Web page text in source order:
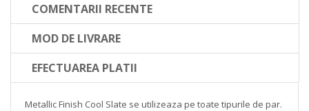
COMENTARII RECENTE
MOD DE LIVRARE
EFECTUAREA PLATII
Metallic Finish Cool Slate se utilizeaza pe toate tipurile de par.